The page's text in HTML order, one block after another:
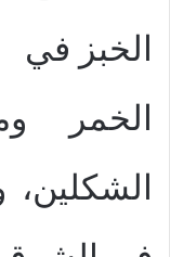
الخبز في
الخمر